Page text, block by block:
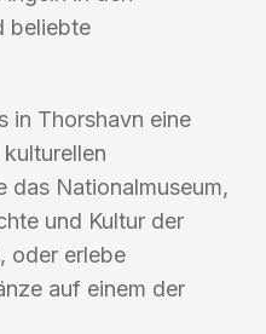
beliebte
in Thorshavn eine
das Nationalmuseum,
und Kultur der
oder erlebe
auf einem der